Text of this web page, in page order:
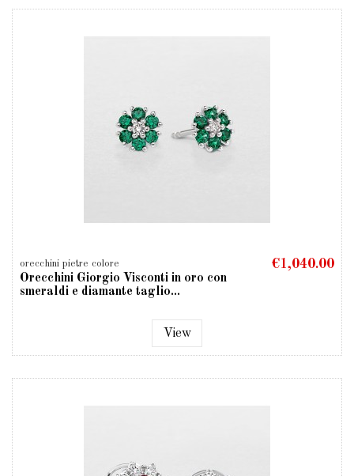
orecchini pietre colore
Orecchini Giorgio Visconti in oro con
smeraldi e diamante taglio...
€1,040.00
View